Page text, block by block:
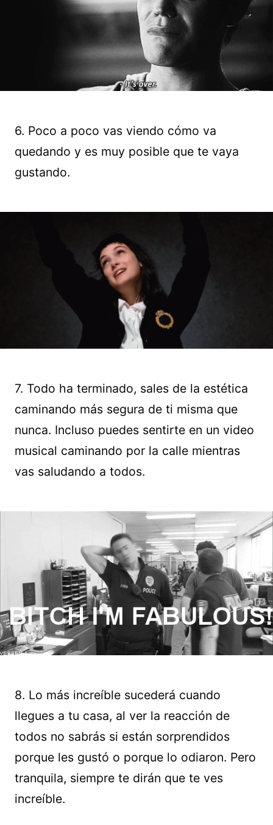
6. Poco a poco vas viendo cómo va
quedando y es muy posible que te vaya
gustando.
7. Todo ha terminado, sales de la estética
caminando más segura de ti misma que
nunca. Incluso puedes sentirte en un video
musical caminando por la calle mientras
vas saludando a todos.
8. Lo más increíble sucederá cuando
llegues a tu casa, al ver la reacción de
todos no sabrás si están sorprendidos
porque les gustó o porque lo odiaron. Pero
tranquila, siempre te dirán que te ves
increíble.